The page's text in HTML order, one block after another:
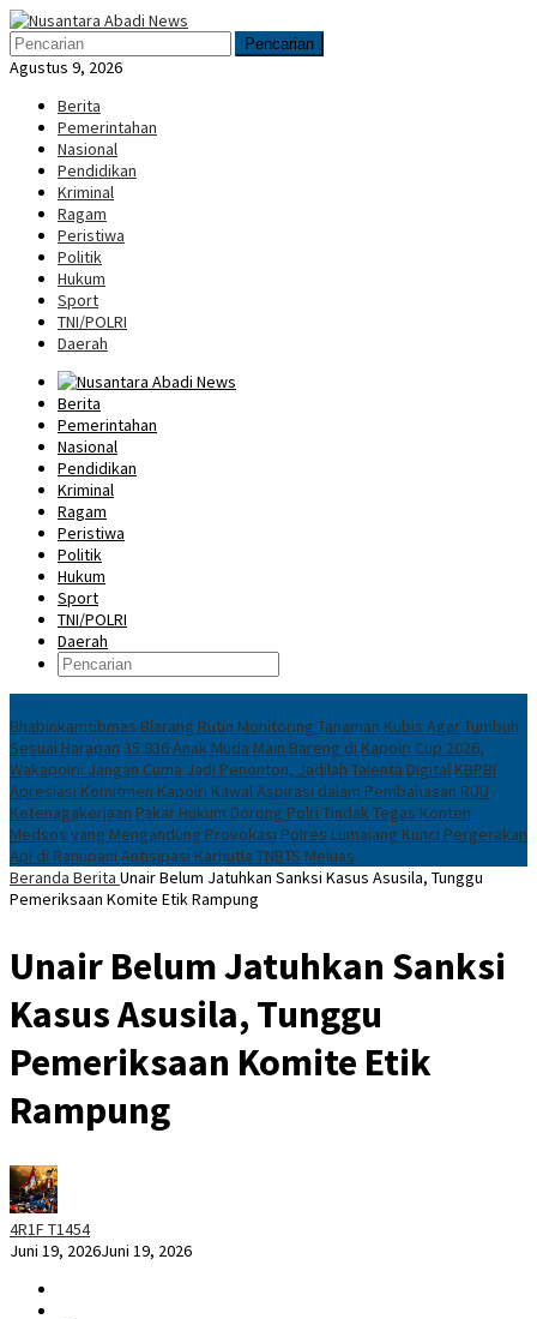
Loncat
ke
konten
Menu
Mobile
Pencarian
Agustus 9, 2026
Berita
Pemerintahan
Nasional
Pendidikan
Kriminal
Ragam
Peristiwa
Politik
Hukum
Sport
TNI/POLRI
Daerah
Berita
Pemerintahan
Nasional
Pendidikan
Kriminal
Ragam
Peristiwa
Politik
Hukum
Sport
TNI/POLRI
Daerah
Bhabinkamtibmas Blarang Rutin Monitoring Tanaman Kubis Agar Tumbuh
Sesuai Harapan 35.936 Anak Muda Main Bareng di Kapolri Cup 2026,
Wakapolri: Jangan Cuma Jadi Penonton, Jadilah Talenta Digital KBPBI
Apresiasi Komitmen Kapolri Kawal Aspirasi dalam Pembahasan RUU
Ketenagakerjaan Pakar Hukum Dorong Polri Tindak Tegas Konten
Medsos yang Mengandung Provokasi Polres Lumajang Kunci Pergerakan
Api di Ranupani Antisipasi Karhutla TNBTS Meluas
Beranda Berita Unair Belum Jatuhkan Sanksi Kasus Asusila, Tunggu
Pemeriksaan Komite Etik Rampung
Unair Belum Jatuhkan Sanksi
Kasus Asusila, Tunggu
Pemeriksaan Komite Etik
Rampung
4R1F T1454
Juni 19, 2026Juni 19, 2026